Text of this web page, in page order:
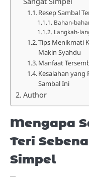
Resep Sambal
Bahan-
Langkah-
Tips Menikmati
Makin Syahdu
Manfaat
Kesalahan yang
Sambal Ini
Author
Mengapa
Teri
Simpel